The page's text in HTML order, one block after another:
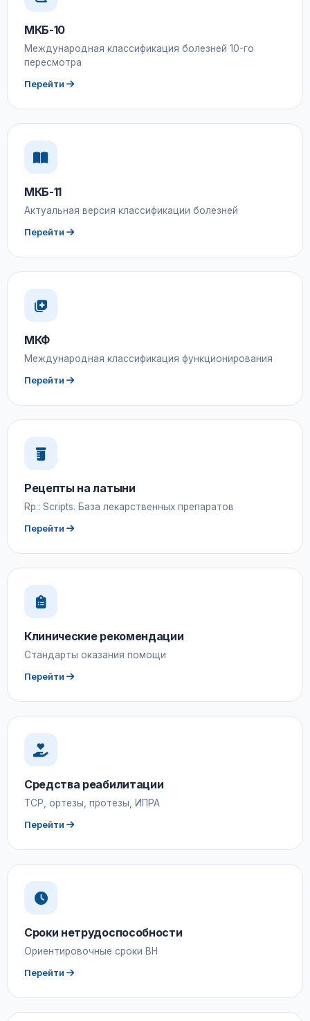
МКБ-10
Международная классификация болезней 10-го
пересмотра
Перейти
МКБ-11
Актуальная версия классификации болезней
Перейти
МКФ
Международная классификация функционирования
Перейти
Рецепты на латыни
Rp.: Scripts. База лекарственных препаратов
Перейти
Клинические рекомендации
Стандарты оказания помощи
Перейти
Средства реабилитации
ТСР, ортезы, протезы, ИПРА
Перейти
Сроки нетрудоспособности
Ориентировочные сроки ВН
Перейти